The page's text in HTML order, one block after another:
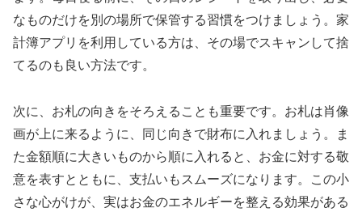
なものだけを別の場所で保管する習慣をつけましょう。家
計簿アプリを利用している方は、その場でスキャンして捨
てるのも良い方法です。
次に、お札の向きをそろえることも重要です。お札は肖像
画が上に来るように、同じ向きで財布に入れましょう。ま
た金額順に大きいものから順に入れると、お金に対する敬
意を表すとともに、支払いもスムーズになります。この小
さな心がけが、実はお金のエネルギーを整える効果がある